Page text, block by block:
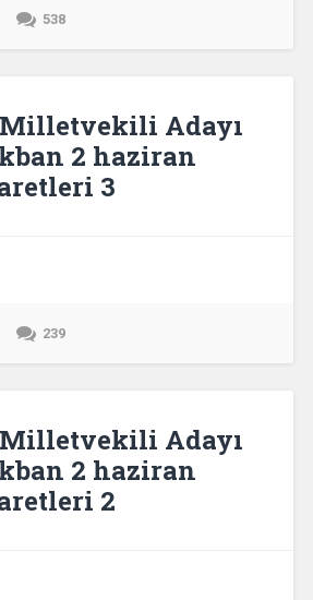
538
Milletvekili Adayı
2 haziran
3
239
Milletvekili Adayı
2 haziran
2